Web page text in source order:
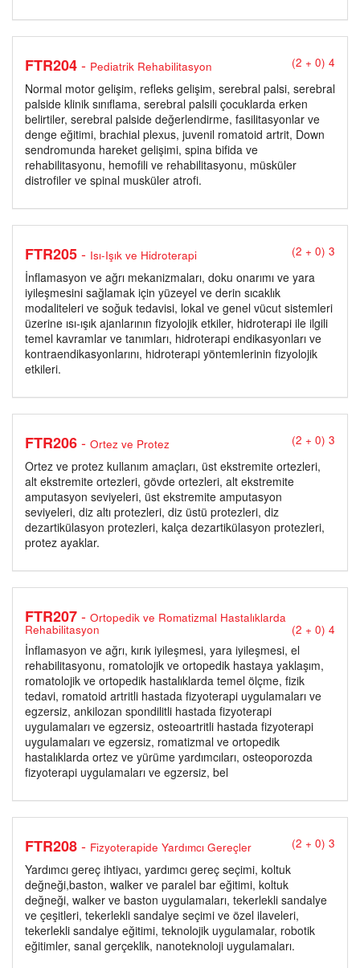
FTR204- Pediatrik Rehabilitasyon (2 + 0) 4
Normal motor gelişim, refleks gelişim, serebral palsi, serebral
palside klinik sınıflama, serebral palsili çocuklarda erken
belirtiler, serebral palside değerlendirme, fasilitasyonlar ve
denge eğitimi, brachial plexus, juvenil romatoid artrit, Down
sendromunda hareket gelişimi, spina bifida ve
rehabilitasyonu, hemofili ve rehabilitasyonu, müsküler
distrofiler ve spinal musküler atrofi.
FTR205- Isı-Işık ve Hidroterapi (2 + 0) 3
İnflamasyon ve ağrı mekanizmaları, doku onarımı ve yara
iyileşmesini sağlamak için yüzeyel ve derin sıcaklık
modaliteleri ve soğuk tedavisi, lokal ve genel vücut sistemleri
üzerine ısı-ışık ajanlarının fizyolojik etkiler, hidroterapi ile ilgili
temel kavramlar ve tanımları, hidroterapi endikasyonları ve
kontraendikasyonlarını, hidroterapi yöntemlerinin fizyolojik
etkileri.
FTR206- Ortez ve Protez (2 + 0) 3
Ortez ve protez kullanım amaçları, üst ekstremite ortezleri,
alt ekstremite ortezleri, gövde ortezleri, alt ekstremite
amputasyon seviyeleri, üst ekstremite amputasyon
seviyeleri, diz altı protezleri, diz üstü protezleri, diz
dezartikülasyon protezleri, kalça dezartikülasyon protezleri,
protez ayaklar.
FTR207- Ortopedik ve Romatizmal Hastalıklarda
Rehabilitasyon (2 + 0) 4
İnflamasyon ve ağrı, kırık iyileşmesi, yara iyileşmesi, el
rehabilitasyonu, romatolojik ve ortopedik hastaya yaklaşım,
romatolojik ve ortopedik hastalıklarda temel ölçme, fizik
tedavi, romatoid artritli hastada fizyoterapi uygulamaları ve
egzersiz, ankilozan spondilitli hastada fizyoterapi
uygulamaları ve egzersiz, osteoartritli hastada fizyoterapi
uygulamaları ve egzersiz, romatizmal ve ortopedik
hastalıklarda ortez ve yürüme yardımcıları, osteoporozda
fizyoterapi uygulamaları ve egzersiz, bel
FTR208- Fizyoterapide Yardımcı Gereçler (2 + 0) 3
Yardımcı gereç ihtiyacı, yardımcı gereç seçimi, koltuk
değneği,baston, walker ve paralel bar eğitimi, koltuk
değneği, walker ve baston uygulamaları, tekerlekli sandalye
ve çeşitleri, tekerlekli sandalye seçimi ve özel ilaveleri,
tekerlekli sandalye eğitimi, teknolojik uygulamalar, robotik
eğitimler, sanal gerçeklik, nanoteknoloji uygulamaları.